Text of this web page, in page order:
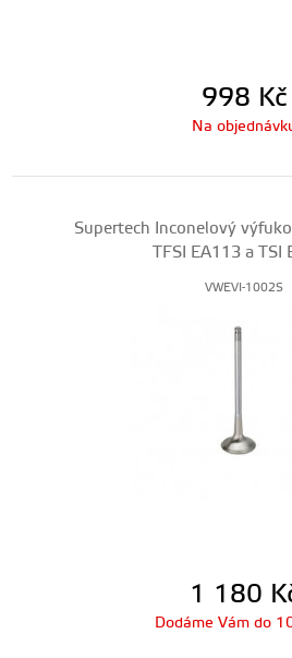
998 Kč
Na
Supertech Inconelový
TFSI EA113 a TSI
VWEVI-1002S
1 180
Dodáme Vám do